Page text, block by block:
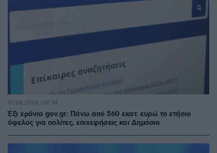
Έξι χρόνια gov.gr: Πάνω από 560 εκατ. ευρώ το ετήσιο
όφελος για πολίτες, επιχειρήσεις και Δημόσιο
07.06.2026, 08:34